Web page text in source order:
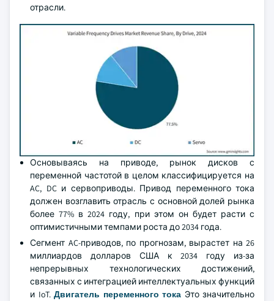
отрасли.
Основываясь на приводе, рынок дисков с
переменной частотой в целом классифицируется на
AC, DC и сервоприводы. Привод переменного тока
должен возглавить отрасль с основной долей рынка
более 77% в 2024 году, при этом он будет расти с
оптимистичными темпами роста до 2034 года.
Сегмент AC-приводов, по прогнозам, вырастет на 26
миллиардов долларов США к 2034 году из-за
непрерывных технологических достижений,
связанных с интеграцией интеллектуальных функций
и IoT. Двигатель переменного тока Это значительно